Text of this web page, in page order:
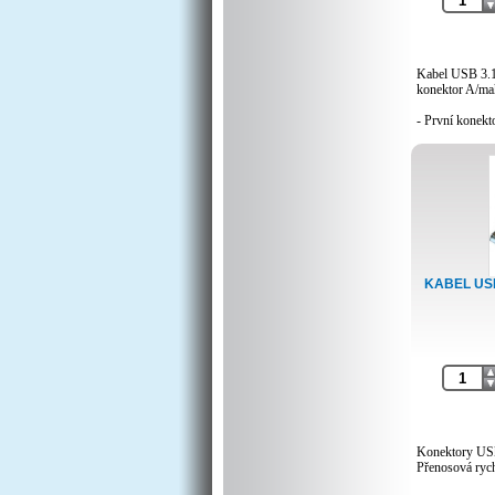
Kabel USB
konektor A/
- První
- Zalévané
zasouvat
- Měděný
- Trojité stínění
- Balení PVC
- Délka: 2.0m
KABEL
Konektory
Přenosová